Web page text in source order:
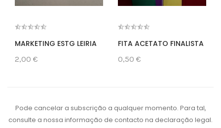
MARKETING ESTG LEIRIA
2,00 €
FITA ACETATO FINALISTA
0,50 €
Pode cancelar a subscrição a qualquer momento. Para tal,
consulte a nossa informação de contacto na declaração legal.